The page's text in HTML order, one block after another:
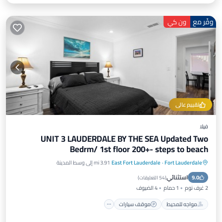
تقييم عالي
وفّر مع ون كي
فيلا
UNIT 3 LAUDERDALE BY THE SEA Updated Two
Bedrm/ 1st floor 200+- steps to beach
Fort Lauderdale
·
East Fort Lauderdale 3.91 mi إلى وسط المدينة
9.0 استثنائي(54 التعليقات )
2 غرف نوم 1 حمام
4 الضيوف
مواجه للمحيط
موقف سيارات
مواجه للمحيط
موقف سيارات
إطلالة على المحيط